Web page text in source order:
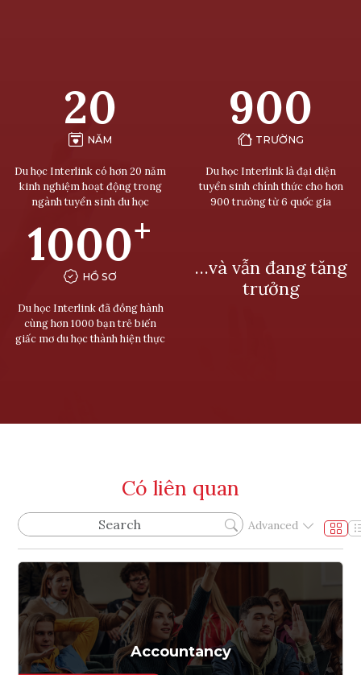
20
NĂM
Du học Interlink có hơn 20 năm
kinh nghiệm hoạt động trong
ngành tuyển sinh du học
900
TRƯỜNG
Du học Interlink là đại diện
tuyển sinh chính thức cho hơn
900 trường từ 6 quốc gia
1000+
HỒ SƠ
Du học Interlink đã đồng hành
cùng hơn 1000 bạn trẻ biến
giấc mơ du học thành hiện thực
…và vẫn đang tăng
trưởng
Có liên quan
Advanced
Accountancy